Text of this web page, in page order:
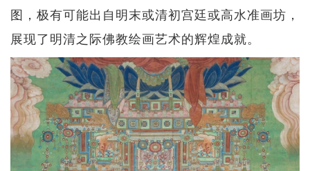
图，极有可能出自明末或清初宫廷或高水准画坊，
展现了明清之际佛教绘画艺术的辉煌成就。